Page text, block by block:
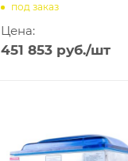
под заказ
Цена:
451 853 руб./шт